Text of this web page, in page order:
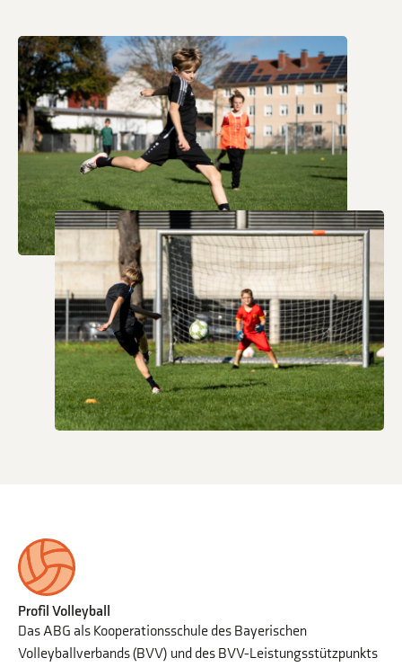
Profil Volleyball
Das ABG als Kooperationsschule des Bayerischen
Volleyballverbands (BVV) und des BVV-Leistungsstützpunkts